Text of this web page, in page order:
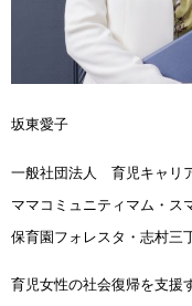
坂東愛子
一般社団法人 育児キャリ
ママコミュニティマム・ス
保育園フォレスタ・志村三
育児女性の社会復帰を支援